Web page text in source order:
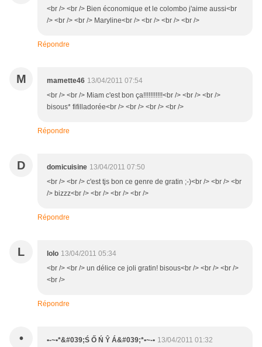
<br /> <br /> Bien économique et le colombo j'aime aussi<br
/> <br /> <br /> Maryline<br /> <br /> <br /> <br />
Répondre
M mamette46 13/04/2011 07:54
<br /> <br /> Miam c'est bon ça!!!!!!!!!!!<br /> <br /> <br />
bisous* fifilladorée<br /> <br /> <br /> <br />
Répondre
D domicuisine 13/04/2011 07:50
<br /> <br /> c'est tjs bon ce genre de gratin ;-)<br /> <br /> <br
/> bizzz<br /> <br /> <br /> <br />
Répondre
L lolo 13/04/2011 05:34
<br /> <br /> un délice ce joli gratin! bisous<br /> <br /> <br />
<br />
Répondre
• •-~•*&#039;Ś Ő Ń Ŷ Á&#039;*•~-• 13/04/2011 01:32